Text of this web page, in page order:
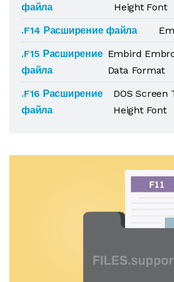
файла
Height Font
.F14 Расширение файла
.F15 Расширение
файла
Embird
Data Format
.F16 Расширение
файла
DOS Screen
Height Font